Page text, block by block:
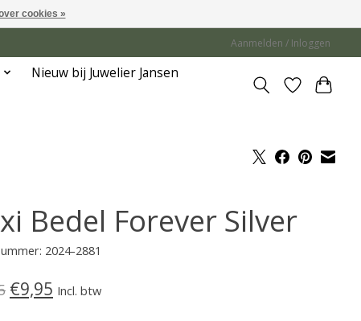
Aanmelden / Inloggen
Nieuw bij Juwelier Jansen
Bedel Forever Silver
2024-2881
€9,95 Incl. btw
cookies »